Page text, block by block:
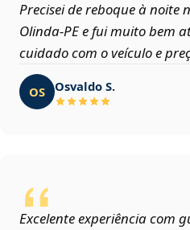
Precisei de reboque à noite
Olinda‑PE e fui muito bem
cuidado com o veículo e
OS Osvaldo S.
Excelente experiência com